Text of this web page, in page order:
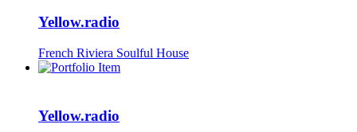
Yellow.radio
French Riviera Soulful House
Yellow.radio